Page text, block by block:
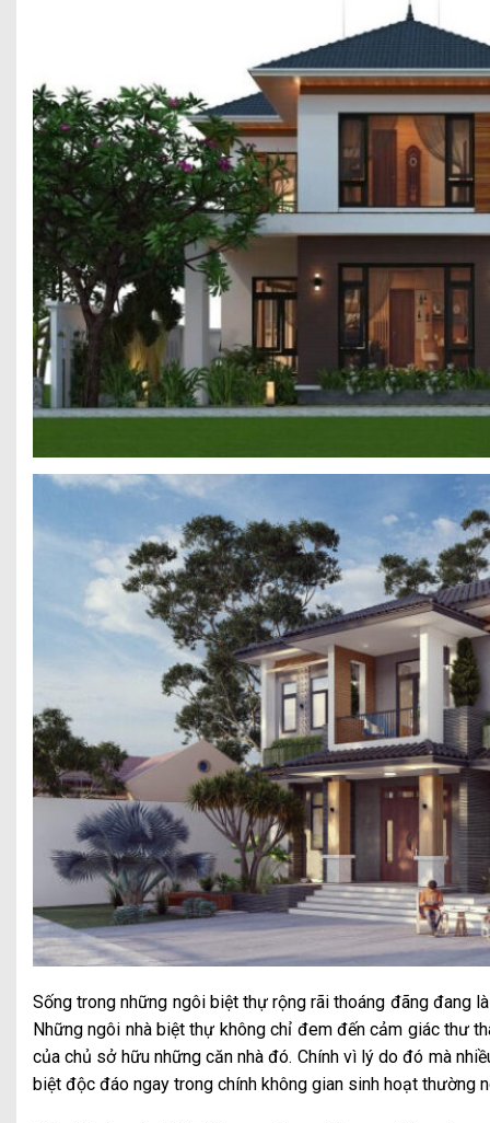
Sống trong những ngôi biệt thự rộng rãi thoáng đãng đang
Những ngôi nhà biệt thự không chỉ đem đến cảm giác thư
của chủ sở hữu những căn nhà đó. Chính vì lý do đó mà
biệt độc đáo ngay trong chính không gian sinh hoạt thường